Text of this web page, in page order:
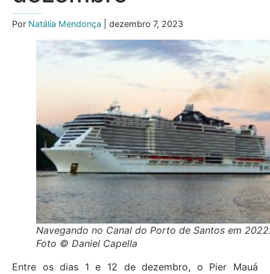
Por Natália Mendonça | dezembro 7, 2023
Navegando no Canal do Porto de Santos em
Foto © Daniel Capella
Entre os dias 1 e 12 de dezembro, o Pier Mauá